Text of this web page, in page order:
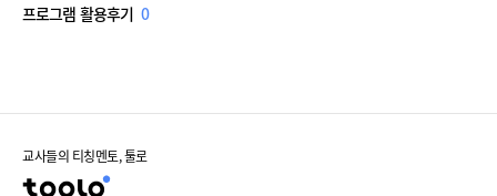
프로그램 활용후기 0
교사들의 티칭멘토, 툴로